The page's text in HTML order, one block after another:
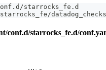
starrocks_fe.d
conf.d/starrocks_fe.d/